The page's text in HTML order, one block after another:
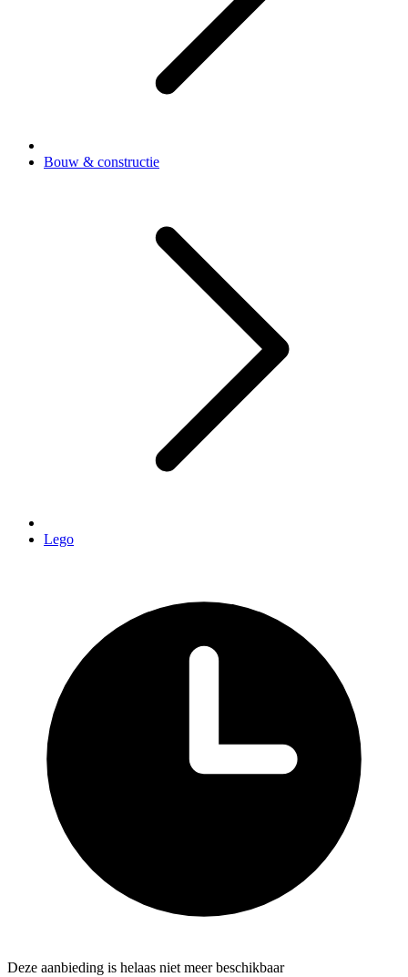
Bouw & constructie
Lego
Deze aanbieding is helaas niet meer beschikbaar